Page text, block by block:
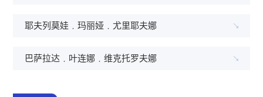
耶夫列莫娃﹒玛丽娅﹒尤里耶夫娜
巴萨拉达﹒叶连娜﹒维克托罗夫娜